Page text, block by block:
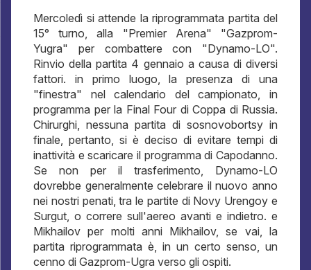
Mercoledì si attende la riprogrammata partita del
15° turno, alla "Premier Arena" "Gazprom-
Yugra" per combattere con "Dynamo-LO".
Rinvio della partita 4 gennaio a causa di diversi
fattori. in primo luogo, la presenza di una
"finestra" nel calendario del campionato, in
programma per la Final Four di Coppa di Russia.
Chirurghi, nessuna partita di sosnovobortsy in
finale, pertanto, si è deciso di evitare tempi di
inattività e scaricare il programma di Capodanno.
Se non per il trasferimento, Dynamo-LO
dovrebbe generalmente celebrare il nuovo anno
nei nostri penati, tra le partite di Novy Urengoy e
Surgut, o correre sull'aereo avanti e indietro. e
Mikhailov per molti anni Mikhailov, se vai, la
partita riprogrammata è, in un certo senso, un
cenno di Gazprom-Ugra verso gli ospiti.